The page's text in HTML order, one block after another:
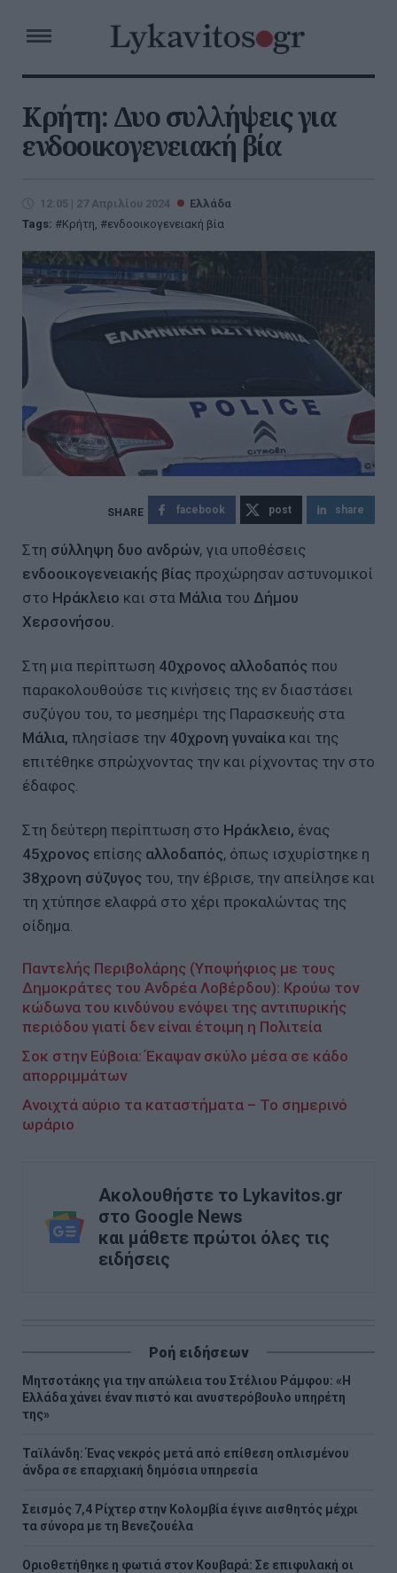
Κρήτη: Δυο συλλήψεις για
ενδοοικογενειακή βία
12:05 | 27 Απριλίου 2024
Ελλάδα
Tags:
Κρήτη, ενδοοικογενειακή βία
facebook post share
Στη σύλληψη δυο ανδρών, για υποθέσεις
ενδοοικογενειακής βίας προχώρησαν αστυνομικοί
στο Ηράκλειο και στα Μάλια του Δήμου
Χερσονήσου.
Στη μια περίπτωση 40χρονος αλλοδαπός που
παρακολουθούσε τις κινήσεις της εν διαστάσει
συζύγου του, το μεσημέρι της Παρασκευής στα
Μάλια, πλησίασε την 40χρονη γυναίκα και της
επιτέθηκε σπρώχνοντας την και ρίχνοντας την στο
έδαφος.
Στη δεύτερη περίπτωση στο Ηράκλειο, ένας
45χρονος επίσης αλλοδαπός, όπως ισχυρίστηκε η
38χρονη σύζυγος του, την έβρισε, την απείλησε και
τη χτύπησε ελαφρά στο χέρι προκαλώντας της
οίδημα.
Παντελής Περιβολάρης (Υποψήφιος με τους
Δημοκράτες του Ανδρέα Λοβέρδου): Κρούω τον
κώδωνα του κινδύνου ενόψει της αντιπυρικής
περιόδου γιατί δεν είναι έτοιμη η Πολιτεία
Σοκ στην Εύβοια: Έκαψαν σκύλο μέσα σε κάδο
απορριμμάτων
Ανοιχτά αύριο τα καταστήματα – Το σημερινό
ωράριο
Ακολουθήστε το Lykavitos.gr
στο Google News
και μάθετε πρώτοι όλες τις
ειδήσεις
Ροή ειδήσεων
Μητσοτάκης για την απώλεια του Στέλιου Ράμφου: «Η
Ελλάδα χάνει έναν πιστό και ανυστερόβουλο υπηρέτη
της»
Ταϊλάνδη: Ένας νεκρός μετά από επίθεση οπλισμένου
άνδρα σε επαρχιακή δημόσια υπηρεσία
Σεισμός 7,4 Ρίχτερ στην Κολομβία έγινε αισθητός μέχρι
τα σύνορα με τη Βενεζουέλα
Οριοθετήθηκε η φωτιά στον Κουβαρά: Σε επιφυλακή οι